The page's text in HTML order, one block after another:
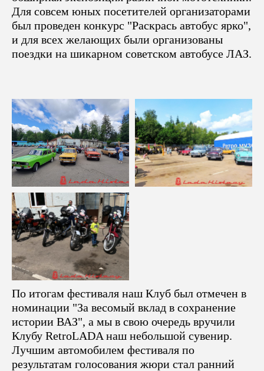
Для совсем юных посетителей организаторами
был проведен конкурс "Раскрась автобус ярко",
и для всех желающих были организованы
поездки на шикарном советском автобусе ЛАЗ.
По итогам фестиваля наш Клуб был отмечен в
номинации "За весомый вклад в сохранение
истории ВАЗ", а мы в свою очередь вручили
Клубу RetroLADA наш небольшой сувенир.
Лучшим автомобилем фестиваля по
результатам голосования жюри стал ранний